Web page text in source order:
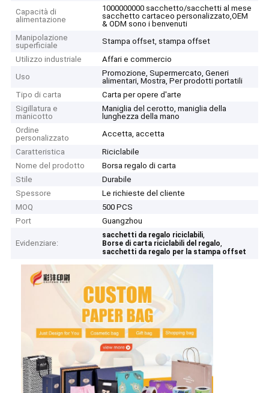
Capacità di
alimentazione
1000000000 sacchetto/sacchetti al mese
sacchetto cartaceo personalizzato,OEM
& ODM sono i benvenuti
Manipolazione
superficiale
Stampa offset, stampa offset
Utilizzo industriale
Affari e commercio
Uso
Promozione, Supermercato, Generi
alimentari, Mostra, Per prodotti portatili
Tipo di carta
Carta per opere d'arte
Sigillatura e
manicotto
Maniglia del cerotto, maniglia della
lunghezza della mano
Ordine
personalizzato
Accetta, accetta
Caratteristica
Riciclabile
Nome del prodotto
Borsa regalo di carta
Stile
Durabile
Spessore
Le richieste del cliente
MOQ
500 PCS
Port
Guangzhou
Evidenziare:
sacchetti da regalo riciclabili,
Borse di carta riciclabili del regalo,
sacchetti da regalo per la stampa offset